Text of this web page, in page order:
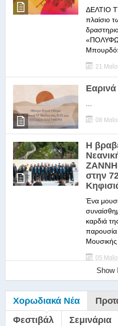
ΔΕΛΤΙΟ
πλαίσιο
21
08
Η
ΖΑΝΝΗ
στην
Ένα
καρδιά
παρουσία
Μουσικής
05
Show
Χορωδιακά Νέα
Φεστιβάλ
Σεμινάρια